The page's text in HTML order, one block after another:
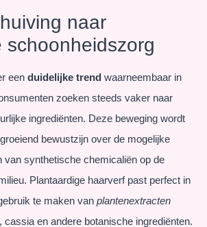
naar
schoonheidszorg
een duidelijke trend waarneembaar in
zoeken steeds vaker naar
ingrediënten. Deze beweging wordt
bewustzijn over de mogelijke
van synthetische chemicaliën op de
Plantaardige haarverf past perfect in
te maken van plantenextracten
cassia en andere botanische ingrediënten.